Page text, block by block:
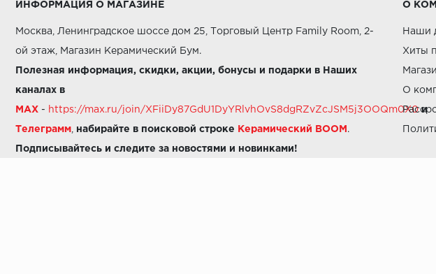
ИНФОРМАЦИЯ О МАГАЗИНЕ
Москва, Ленинградское шоссе дом 25, Торговый Центр Family Room, 2-
ой этаж, Магазин Керамический Бум.
Полезная информация, скидки, акции, бонусы и подарки в Наших
каналах в
MAX - https://max.ru/join/XFiiDy87GdU1DyYRlvhOvS8dgRZvZcJSM5j3OOQm0X0 и
Телеграмм набирайте в поисковой строке Керамический BOOM .
Подписывайтесь и следите за новостями и новинками!
О
Наши
Хиты
О